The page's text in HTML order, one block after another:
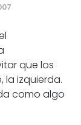
que los
la izquierda.
como algo